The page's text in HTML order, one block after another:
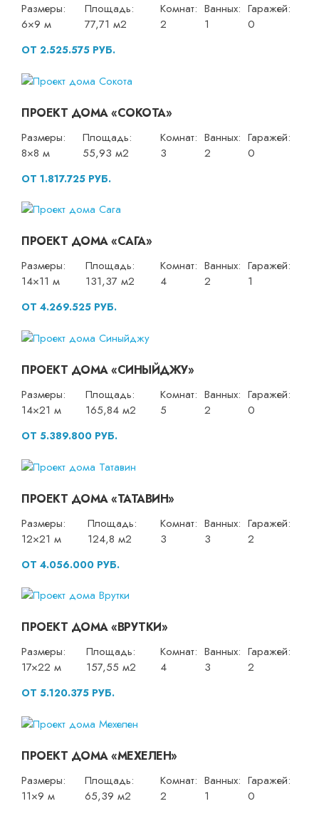
Размеры:
6×9 м
Площадь:
77,71 м2
Комнат:
2
Ванных:
1
Гаражей:
0
ОТ 2.525.575 РУБ.
ПРОЕКТ ДОМА «СОКОТА»
Размеры:
8×8 м
Площадь:
55,93 м2
Комнат:
3
Ванных:
2
Гаражей:
0
ОТ 1.817.725 РУБ.
ПРОЕКТ ДОМА «САГА»
Размеры:
14×11 м
Площадь:
131,37 м2
Комнат:
4
Ванных:
2
Гаражей:
1
ОТ 4.269.525 РУБ.
ПРОЕКТ ДОМА «СИНЫЙДЖУ»
Размеры:
14×21 м
Площадь:
165,84 м2
Комнат:
5
Ванных:
2
Гаражей:
0
ОТ 5.389.800 РУБ.
ПРОЕКТ ДОМА «ТАТАВИН»
Размеры:
12×21 м
Площадь:
124,8 м2
Комнат:
3
Ванных:
3
Гаражей:
2
ОТ 4.056.000 РУБ.
ПРОЕКТ ДОМА «ВРУТКИ»
Размеры:
17×22 м
Площадь:
157,55 м2
Комнат:
4
Ванных:
3
Гаражей:
2
ОТ 5.120.375 РУБ.
ПРОЕКТ ДОМА «МЕХЕЛЕН»
Размеры:
11×9 м
Площадь:
65,39 м2
Комнат:
2
Ванных:
1
Гаражей:
0